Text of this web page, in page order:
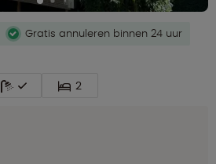
Gratis annuleren binnen 24 uur
2